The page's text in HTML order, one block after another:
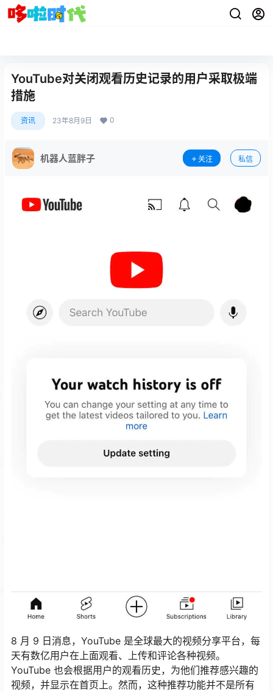
YouTube对关闭观看历史记录的用户采取极端
措施
资讯 23年8月9日 0
机器人蓝胖子 关注 私信
8 月 9 日消息，YouTube 是全球最大的视频分享平台，每
天有数亿用户在上面观看、上传和评论各种视频。
YouTube 也会根据用户的观看历史，为他们推荐感兴趣的
视频，并显示在首页上。然而，这种推荐功能并不是所有